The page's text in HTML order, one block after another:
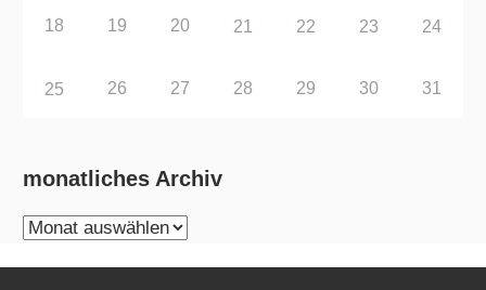
18 19 20 21 22 23 24
25 26 27 28 29 30 31
monatliches Archiv
monatliches